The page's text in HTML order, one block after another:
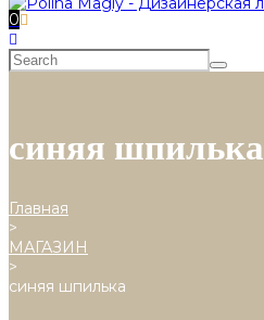
0
синяя шпилька
Главная
>
МАГАЗИН
>
синяя шпилька